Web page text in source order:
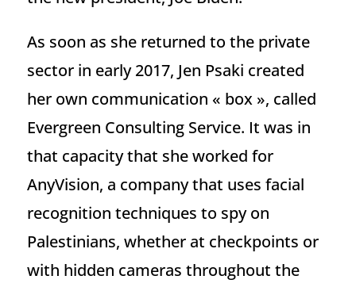
As soon as she returned to the private
sector in early 2017, Jen Psaki created
her own communication « box », called
Evergreen Consulting Service. It was in
that capacity that she worked for
AnyVision, a company that uses facial
recognition techniques to spy on
Palestinians, whether at checkpoints or
with hidden cameras throughout the